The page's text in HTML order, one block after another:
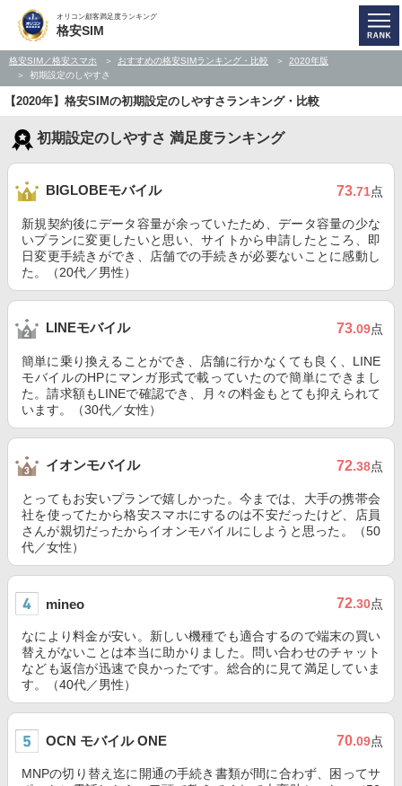
オリコン顧客満足度ランキング
格安SIM
格安SIM／格安スマホ おすすめの格安SIMランキング・比較
2020年版
初期設定のしやすさ
【2020年】格安SIMの初期設定のしやすさランキング・比較
初期設定のしやすさ 満足度ランキング
BIGLOBEモバイル 73.71点
新規契約後にデータ容量が余っていたため、データ容量の少な
いプランに変更したいと思い、サイトから申請したところ、即
日変更手続きができ、店舗での手続きが必要ないことに感動し
た。（20代／男性）
LINEモバイル 73.09点
簡単に乗り換えることができ、店舗に行かなくても良く、LINE
モバイルのHPにマンガ形式で載っていたので簡単にできまし
た。請求額もLINEで確認でき、月々の料金もとても抑えられて
います。（30代／女性）
イオンモバイル 72.38点
とってもお安いプランで嬉しかった。今までは、大手の携帯会
社を使ってたから格安スマホにするのは不安だったけど、店員
さんが親切だったからイオンモバイルにしようと思った。（50
代／女性）
mineo 72.30点
なにより料金が安い。新しい機種でも適合するので端末の買い
替えがないことは本当に助かりました。問い合わせのチャット
なども返信が迅速で良かったです。総合的に見て満足していま
す。（40代／男性）
OCN モバイル ONE 70.09点
MNPの切り替え迄に開通の手続き書類が間に合わず、困ってサ